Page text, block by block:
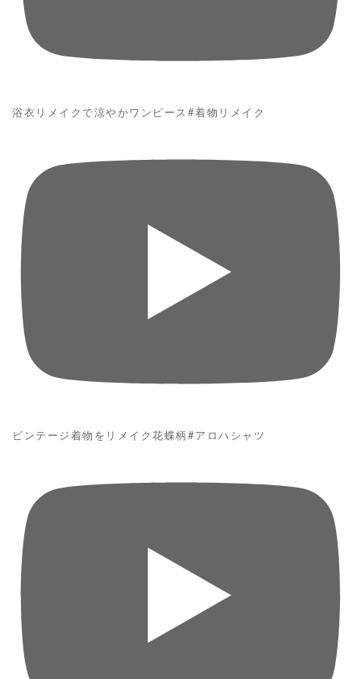
浴衣リメイクで涼やかワンピース#着物リメイク
ビンテージ着物をリメイク花蝶柄#アロハシャツ